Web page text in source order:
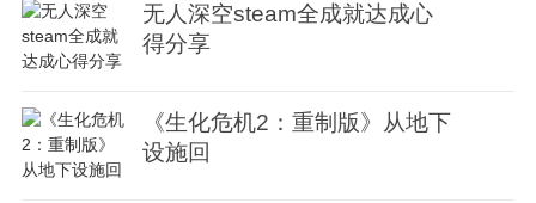
无人深空steam全成就达成心
得分享
《生化危机2：重制版》从地下
设施回